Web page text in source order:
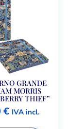
GRANDE
MORRIS
THIEF”
€ IVA incl.